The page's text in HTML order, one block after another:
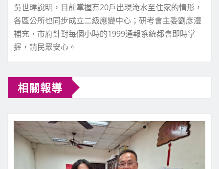
吳世瑋說明，目前掌握有20戶出現淹水至住家的情形，
各區公所也同步成立二級應變中心；研考會主委劉彥澧
補充，市府針對每個小時的1999通報系統都會即時掌
握，請民眾安心。
相關報導